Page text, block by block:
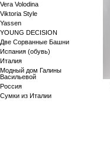
Vera Volodina
Viktoria Style
Yassen
YOUNG DECISION
Две Сорванные Башни
Испания (обувь)
Италия
Модный дом Галины
Васильевой
Россия
Сумки из Италии